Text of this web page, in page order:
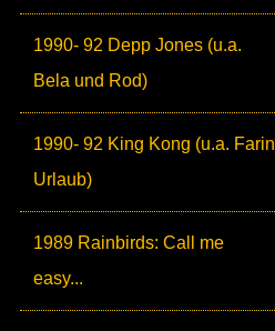
1990- 92 Depp Jones (u.a.
Bela und Rod)
1990- 92 King Kong (u.a. Farin
Urlaub)
1989 Rainbirds: Call me
easy...